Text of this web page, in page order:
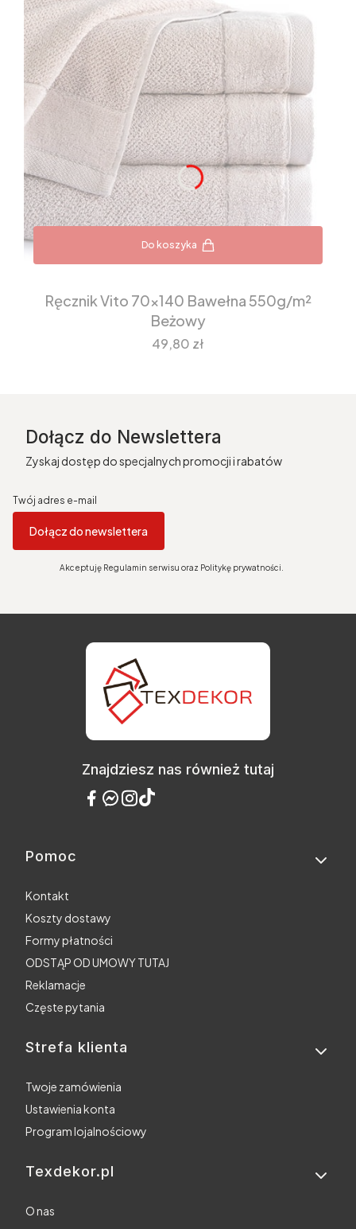
Do koszyka
Ręcznik Vito 70x140 Bawełna 550g/m²
Beżowy
Cena
49,80 zł
Dołącz do Newslettera
Zyskaj dostęp do specjalnych promocji i rabatów
Twój adres e-mail
Dołącz do newslettera
Akceptuję Regulamin serwisu oraz Politykę prywatności.
Znajdziesz nas również tutaj
Linki w stopce
Pomoc
Kontakt
Koszty dostawy
Formy płatności
ODSTĄP OD UMOWY TUTAJ
Reklamacje
Częste pytania
Strefa klienta
Twoje zamówienia
Ustawienia konta
Program lojalnościowy
Texdekor.pl
O nas